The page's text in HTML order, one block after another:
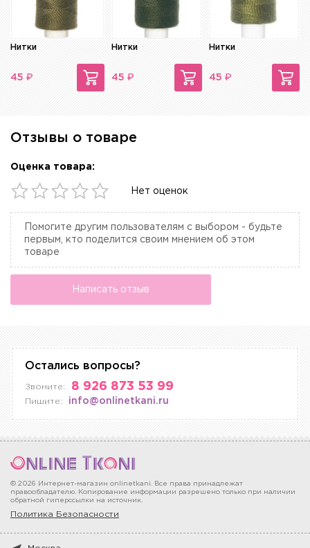
Нитки
45 ₽
Нитки
45 ₽
Нитки
45 ₽
Отзывы о товаре
Оценка товара:
Нет оценок
Помогите другим пользователям с выбором - будьте
первым, кто поделится своим мнением об этом
товаре
Написать отзыв
Остались вопросы?
Звоните: 8 926 873 53 99
Пишите: info@onlinetkani.ru
© 2026 Интернет-магазин onlinetkani. Все права принадлежат
правообладателю. Копирование информации разрешено только при наличии
обратной гиперссылки на источник.
Политика Безопасности